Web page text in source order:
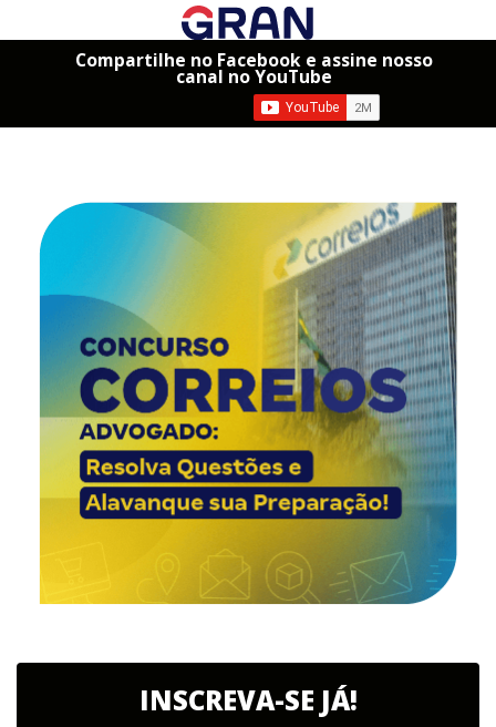
Compartilhe no Facebook e assine nosso
canal no YouTube
INSCREVA-SE JÁ!